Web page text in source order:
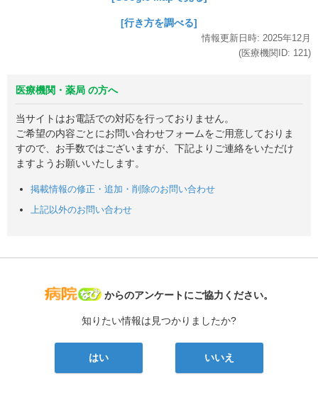
[行き方を調べる]
情報更新日時: 2025年12月
(医療機関ID: 121)
医療機関・薬局 の方へ
当サイトはお電話での対応を行っておりません。
ご希望の内容ごとにお問い合わせフォームをご用意しておりま
すので、お手数ではございますが、下記よりご連絡をいただけ
ますようお願いいたします。
掲載情報の修正・追加・削除のお問い合わせ
上記以外のお問い合わせ
病院なび
からのアンケートにご協力ください。
知りたい情報は見つかりましたか?
はい いいえ